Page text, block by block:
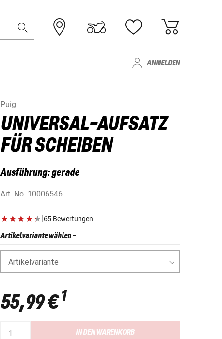
ANMELDEN
Puig
UNIVERSAL-AUFSATZ
FÜR SCHEIBEN
Ausführung: gerade
Art. No. 10006546
|65 Bewertungen
Artikelvariante wählen-
Artikelvariante
55,99 €1
IN DEN WARENKORB